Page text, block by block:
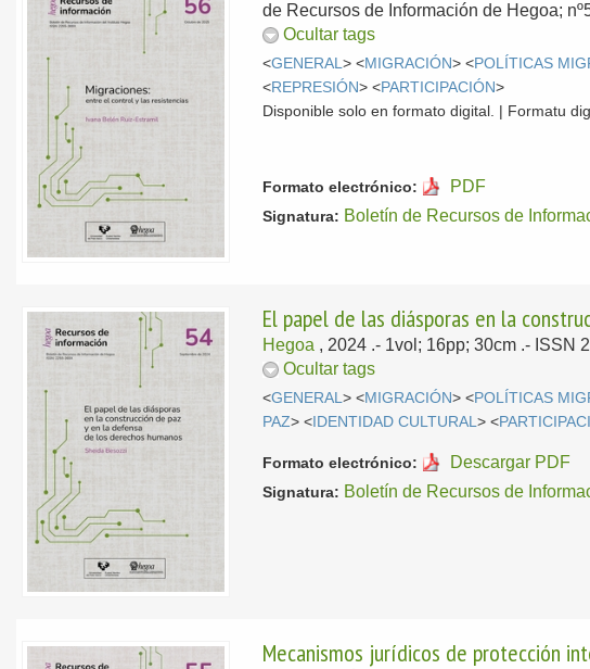
de Recursos de Información de Hegoa;
Ocultar tags
<GENERAL> <MIGRACIÓN> <POLÍTICAS
<REPRESIÓN> <PARTICIPACIÓN>
Disponible solo en formato digital. | Formatu
Formato electrónico: PDF
Signatura: Boletín de Recursos de
El papel de las diásporas en la
Hegoa , 2024 .- 1vol; 16pp; 30cm .- ISSN
Ocultar tags
<GENERAL> <MIGRACIÓN> <POLÍTICAS
PAZ> <IDENTIDAD CULTURAL> <
Formato electrónico: Descargar PDF
Signatura: Boletín de Recursos de
Mecanismos jurídicos de protección